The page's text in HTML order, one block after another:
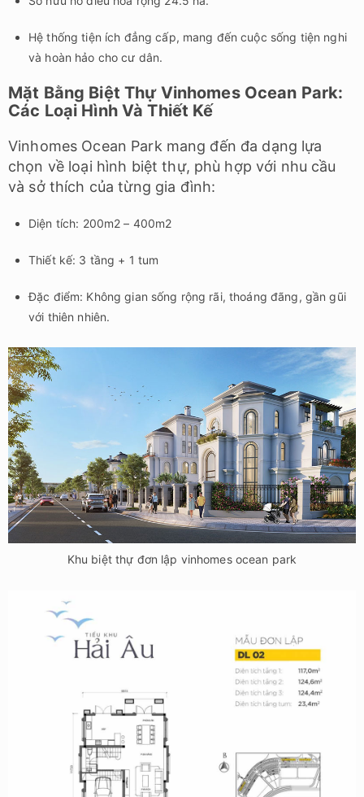
Hệ thống tiện ích đẳng cấp, mang đến cuộc sống tiện nghi
và hoàn hảo cho cư dân.
Mặt Bằng Biệt Thự Vinhomes Ocean Park:
Các Loại Hình Và Thiết Kế
Vinhomes Ocean Park mang đến đa dạng lựa
chọn về loại hình biệt thự, phù hợp với nhu cầu
và sở thích của từng gia đình:
Diện tích: 200m2 – 400m2
Thiết kế: 3 tầng + 1 tum
Đặc điểm: Không gian sống rộng rãi, thoáng đãng, gần gũi
với thiên nhiên.
Khu biệt thự đơn lập vinhomes ocean park